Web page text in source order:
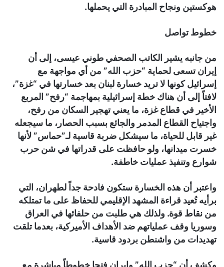
هوكستين ونجاح المبادرة التي يحملها.
خطوط تواصل
من جانبه يشير الكاتب الصحفي طوني عيسى، إلى أن
إيران تسعى لحماية “حزب الله” من أي مواجهة مع
إسرائيل كونها لا تريد خسارة لبنان بعد خسارتها في “غزة”،
لافتاً إلى أن هناك خطة إسرائيلية بمهاجمة “رفح” المربع
الأخير في قطاع غزة، ما يعني تهجير السكان من رفح،
واجتياح القطاع المدمر والجائع بسبب الحصار، ما سيجعله
غير قابل للحياة، ما سيشكل ضربة قاسية لـ”حماس” لأنها
خسرت ميدانها، ولو حافظت على قدراتها في شن حرب
شوارع وتنفيذ عمليات خاطفة.
واعتبر أن هذه الخسارة ستكون فادحة جداً لطهران، التي
برأيه تُعيد قراءة المشهد الإقليمي للحفاظ على ما تمتلكه
من نقاط قوة. ولذلك هي طلبت من حلفائها في العراق
وسوريا وقف عملياتهم ضد الأهداف الأميركية، بعدما تلقت
تهديدات من واشنطن بردود قاسية.